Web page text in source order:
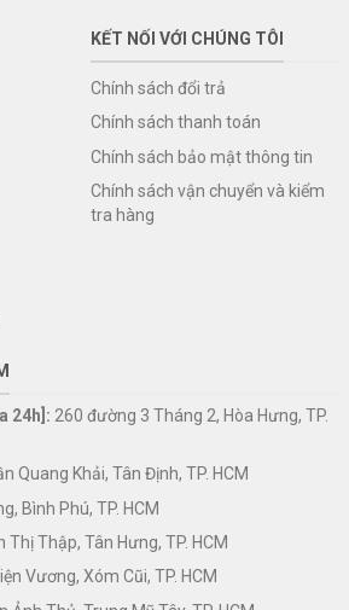
KẾT NỐI VỚI CHÚNG TÔI
Chính sách đổi trả
Chính sách thanh toán
Chính sách bảo mật thông tin
Chính sách vận chuyển và kiểm
tra hàng
24h]: 260 đường 3 Tháng 2, Hòa Hưng, TP.
Quang Khải, Tân Định, TP. HCM
Bình Phú, TP. HCM
Thị Thập, Tân Hưng, TP. HCM
Vương, Xóm Cũi, TP. HCM